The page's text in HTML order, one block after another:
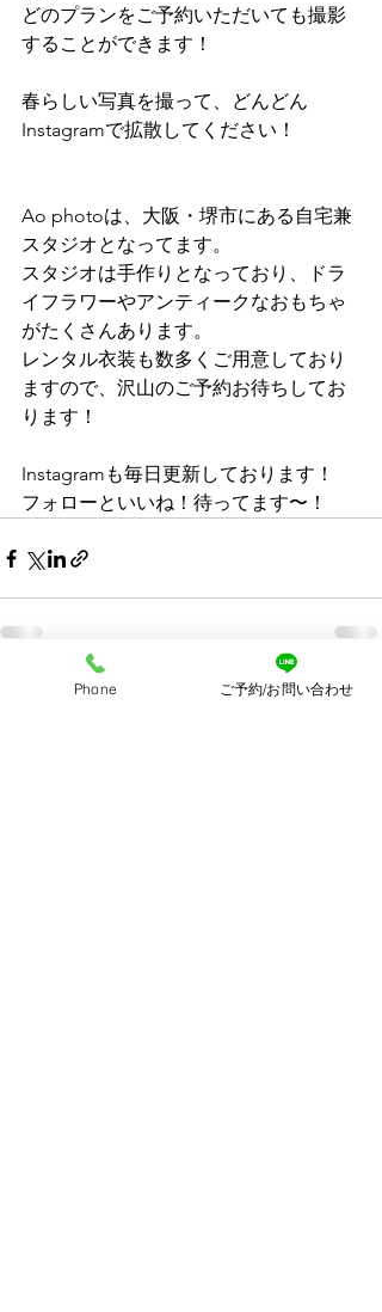
どのプランをご予約いただいても撮影
することができます！
春らしい写真を撮って、どんどん
Instagramで拡散してください！
Ao photoは、大阪・堺市にある自宅兼
スタジオとなってます。
スタジオは手作りとなっており、ドラ
イフラワーやアンティークなおもちゃ
がたくさんあります。
レンタル衣装も数多くご用意しており
ますので、沢山のご予約お待ちしてお
ります！
Instagramも毎日更新しております！
フォローといいね！待ってます〜！
最新記事 すべて表示
Phone ご予約/お問い合わせ